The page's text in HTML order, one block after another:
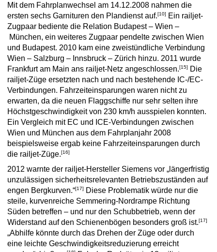
Mit dem Fahrplanwechsel am 14.12.2008 nahmen die
ersten sechs Garnituren den Plandienst auf.[10]
Ein railjet-
Zugpaar bediente die Relation Budapest – Wien –
München, ein weiteres Zugpaar pendelte zwischen Wien
und Budapest. 2010 kam eine zweistündliche Verbindung
Wien – Salzburg – Innsbruck – Zürich hinzu. 2011 wurde
Frankfurt am Main ans railjet-Netz angeschlossen.[15]
Die
railjet-Züge ersetzten nach und nach bestehende IC-/EC-
Verbindungen. Fahrzeiteinsparungen waren nicht zu
erwarten, da die neuen Flaggschiffe nur sehr selten ihre
Höchstgeschwindigkeit von 230 km/h ausspielen konnten.
Ein Vergleich mit EC und ICE-Verbindungen zwischen
Wien und München aus dem Fahrplanjahr 2008
beispielsweise ergab keine Fahrzeiteinsparungen durch
die railjet-Züge.[16]
2012 warnte der railjet-Hersteller Siemens vor „längerfristig
unzulässigen sicherheitsrelevanten Betriebszuständen auf
engen Bergkurven.“[17]
Diese Problematik würde nur die
steile, kurvenreiche Semmering-Nordrampe Richtung
Süden betreffen – und nur den Schubbetrieb, wenn der
Widerstand auf den Schienenbögen besonders groß ist.[17]
„Abhilfe könnte durch das Drehen der Züge oder durch
eine leichte Geschwindigkeitsreduzierung erreicht